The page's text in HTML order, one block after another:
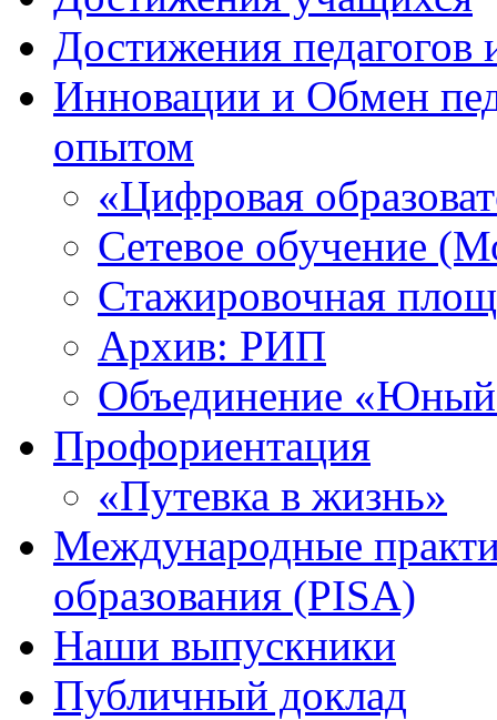
Достижения
Инновации и Обмен
опытом
«Цифровая
Сетевое обучение
Стажировочная
Архив: РИП
Объединение «Юный
Профориентация
«Путевка в жизнь»
Международные
образования (PISA)
Наши выпускники
Публичный доклад